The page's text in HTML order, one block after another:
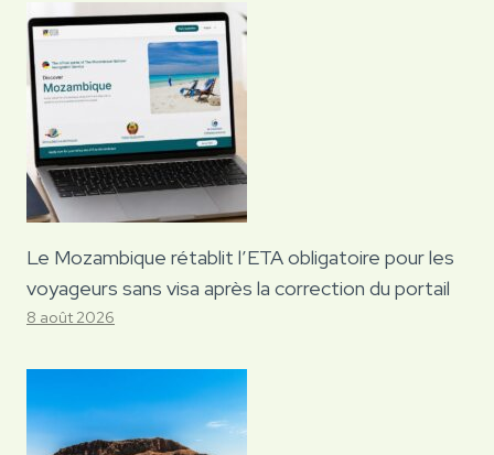
Le Mozambique rétablit l’ETA obligatoire pour les
voyageurs sans visa après la correction du portail
8 août 2026